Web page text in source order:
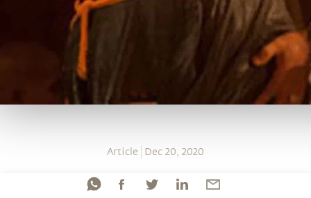
Article Dec 20, 2020